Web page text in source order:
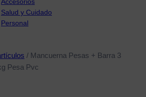
Accesorios
Salud y Cuidado
Personal
/ Mancuerna Pesas + Barra 3
Pesa Pvc